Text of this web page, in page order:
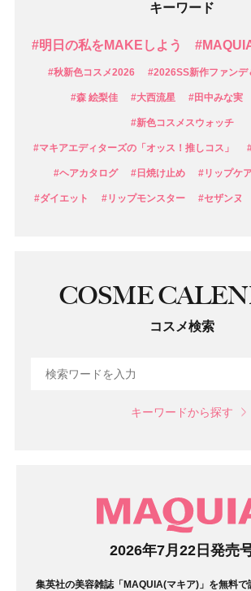
キーワード
#明日の私をMAKEしよう
#秋新色コスメ2026 #2026SS新作ファンデ
#森 絵梨佳 #大西流星 #田中みな実
#新色コスメスウォッチ
#マキアエディターズの「オッス！推しコス」
#ヘアカタログ #日焼け止め #リップケ
#ダイエット #リップモンスター #セザンヌ
COSME
コスメ検索
キーワードから探す
2026年7月22日発売
集英社の美容雑誌「MAQUIA(マキア)」を無料で